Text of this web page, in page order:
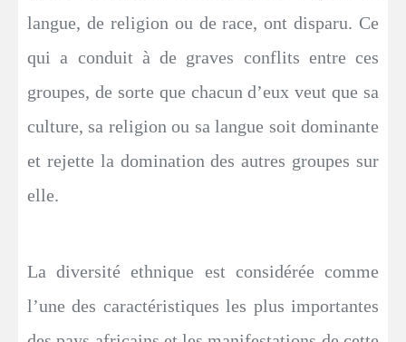
langue, de religion ou de race, ont disparu. Ce
qui a conduit à de graves conflits entre ces
groupes, de sorte que chacun d’eux veut que sa
culture, sa religion ou sa langue soit dominante
et rejette la domination des autres groupes sur
elle.
La diversité ethnique est considérée comme
l’une des caractéristiques les plus importantes